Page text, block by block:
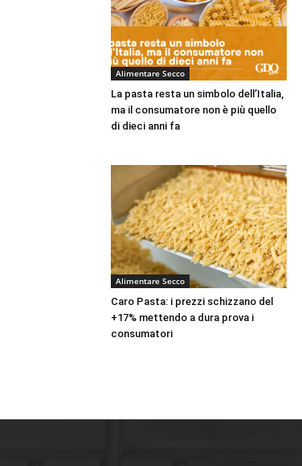
Alimentare Secco
La pasta resta un simbolo dell’Italia,
ma il consumatore non è più quello
di dieci anni fa
Alimentare Secco
Caro Pasta: i prezzi schizzano del
+17% mettendo a dura prova i
consumatori